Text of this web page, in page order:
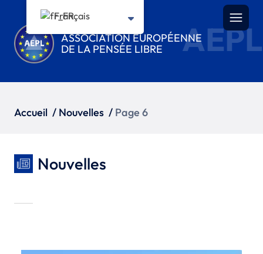
ASSOCIATION EUROPÉENNE
DE LA PENSÉE LIBRE
AEPL
Accueil / Nouvelles / Page 6
Nouvelles
Français